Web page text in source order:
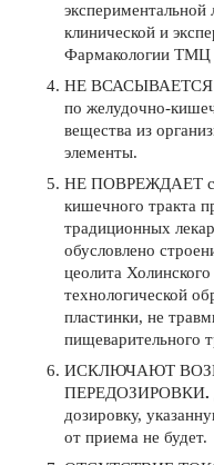
клинической и
Фармакологии
НЕ ВСАСЫВАЕТСЯ
по желудочно-
вещества из
элементы.
НЕ ПОВРЕЖДАЕТ
кишечного тракта
традиционных
обусловлено
цеолита
технологической
пластинки, не
пищеварительного
ИСКЛЮЧАЮТ
ПЕРЕДОЗИРОВКИ.
дозировку,
от приема не будет.